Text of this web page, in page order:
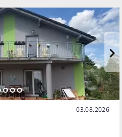
03.08.2026